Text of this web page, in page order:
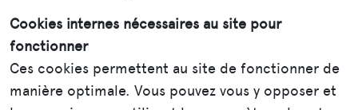
Cookies internes nécessaires au site pour
fonctionner
Ces cookies permettent au site de fonctionner de
manière optimale. Vous pouvez vous y opposer et